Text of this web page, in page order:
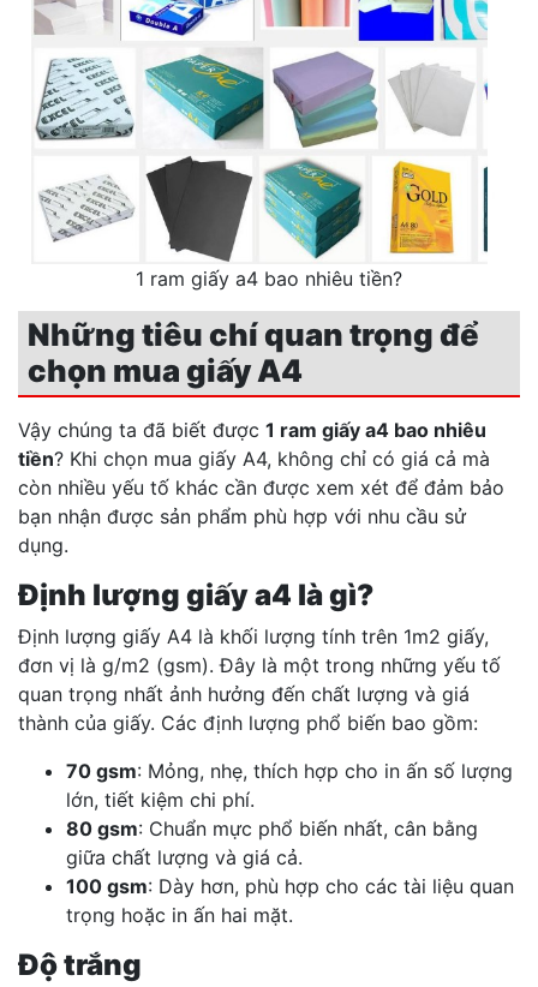
1 ram giấy a4 bao nhiêu tiền?
Những tiêu chí quan trọng để
chọn mua giấy A4
Vậy chúng ta đã biết được 1 ram giấy a4 bao nhiêu
tiền? Khi chọn mua giấy A4, không chỉ có giá cả mà
còn nhiều yếu tố khác cần được xem xét để đảm bảo
bạn nhận được sản phẩm phù hợp với nhu cầu sử
dụng.
Định lượng giấy a4 là gì?
Định lượng giấy A4 là khối lượng tính trên 1m2 giấy,
đơn vị là g/m2 (gsm). Đây là một trong những yếu tố
quan trọng nhất ảnh hưởng đến chất lượng và giá
thành của giấy. Các định lượng phổ biến bao gồm:
70 gsm: Mỏng, nhẹ, thích hợp cho in ấn số lượng
lớn, tiết kiệm chi phí.
80 gsm: Chuẩn mực phổ biến nhất, cân bằng
giữa chất lượng và giá cả.
100 gsm: Dày hơn, phù hợp cho các tài liệu quan
trọng hoặc in ấn hai mặt.
Độ trắng